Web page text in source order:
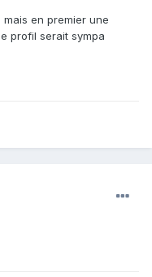
en premier une
profil serait sympa